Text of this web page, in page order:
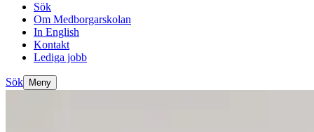
Sök
Om Medborgarskolan
In English
Kontakt
Lediga jobb
Sök Meny